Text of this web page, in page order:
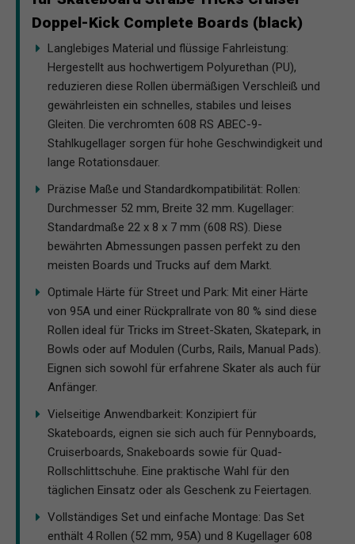
Doppel-Kick Complete Boards (black)
Langlebiges Material und flüssige Fahrleistung:
Hergestellt aus hochwertigem Polyurethan (PU),
reduzieren diese Rollen übermäßigen Verschleiß und
gewährleisten ein schnelles, stabiles und leises
Gleiten. Die verchromten 608 RS ABEC-9-
Stahlkugellager sorgen für hohe Geschwindigkeit und
lange Rotationsdauer.
Präzise Maße und Standardkompatibilität: Rollen:
Durchmesser 52 mm, Breite 32 mm. Kugellager:
Standardmaße 22 x 8 x 7 mm (608 RS). Diese
bewährten Abmessungen passen perfekt zu den
meisten Boards und Trucks auf dem Markt.
Optimale Härte für Street und Park: Mit einer Härte
von 95A und einer Rückprallrate von 80 % sind diese
Rollen ideal für Tricks im Street-Skaten, Skatepark, in
Bowls oder auf Modulen (Curbs, Rails, Manual Pads).
Eignen sich sowohl für erfahrene Skater als auch für
Anfänger.
Vielseitige Anwendbarkeit: Konzipiert für
Skateboards, eignen sie sich auch für Pennyboards,
Cruiserboards, Snakeboards sowie für Quad-
Rollschlittschuhe. Eine praktische Wahl für den
täglichen Einsatz oder als Geschenk zu Feiertagen.
Vollständiges Set und einfache Montage: Das Set
enthält 4 Rollen (52 mm, 95A) und 8 Kugellager 608